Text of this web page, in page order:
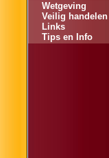
Wetgeving
Veilig handelen
Links
Tips en Info